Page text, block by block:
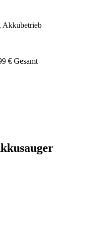
Akkubetrieb
€ Gesamt